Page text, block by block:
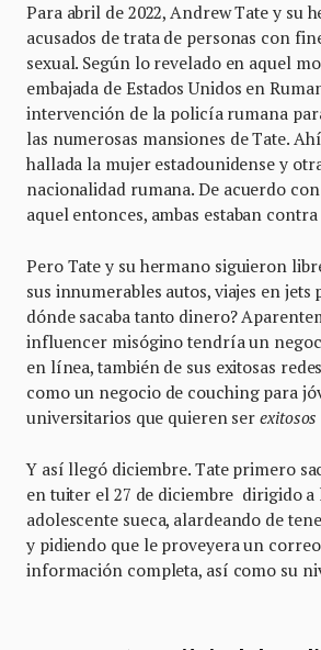
Para abril de 2022, Andrew Tate y su
acusados de trata de personas con
sexual. Según lo revelado en aquel
embajada de Estados Unidos en
intervención de la policía rumana
las numerosas mansiones de Tate.
hallada la mujer estadounidense y
nacionalidad rumana. De acuerdo
aquel entonces, ambas estaban
Pero Tate y su hermano siguieron
sus innumerables autos, viajes en jets
dónde sacaba tanto dinero?
influencer misógino tendría un
en línea, también de sus exitosas
como un negocio de couching para
universitarios que quieren serexitosos
Y así llegó diciembre. Tate primero
en tuiter el 27 de diciembre dirigido a
adolescente sueca, alardeando de
y pidiendo que le proveyera un
información completa, así como su